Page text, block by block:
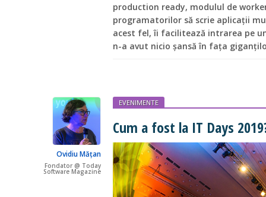
production ready, modulul de
programatorilor să scrie aplicații
acest fel, îi facilitează intrarea pe
n-a avut nicio șansă în fața
Ovidiu Mățan
Fondator @ Today
Software Magazine
EVENIMENTE
Cum a fost la IT Days